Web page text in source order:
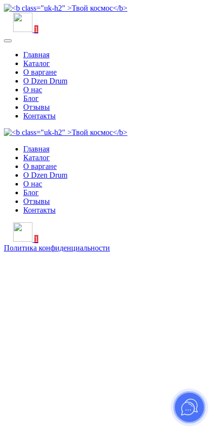
1
Главная
Каталог
О варгане
О Dzen Drum
О нас
Блог
Отзывы
Контакты
Главная
Каталог
О варгане
О Dzen Drum
О нас
Блог
Отзывы
Контакты
1
Политика конфиденциальности